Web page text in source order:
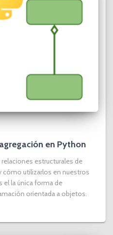
en Python
estructurales de
cómo utilizarlos en nuestros
el la única forma de
orientada a objetos.